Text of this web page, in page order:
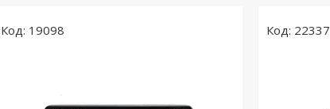
19098 22337